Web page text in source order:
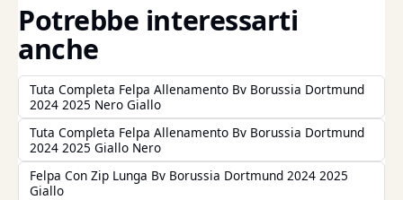
Potrebbe interessarti
anche
Tuta Completa Felpa Allenamento Bv Borussia Dortmund
2024 2025 Nero Giallo
Tuta Completa Felpa Allenamento Bv Borussia Dortmund
2024 2025 Giallo Nero
Felpa Con Zip Lunga Bv Borussia Dortmund 2024 2025
Giallo